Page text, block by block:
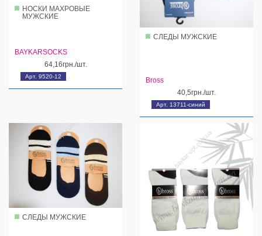
Арт. 9520-12
НОСКИ МАХРОВЫЕ
МУЖСКИЕ
BAYKARSOCKS
64,16грн./шт.
Арт. 13711-синий
СЛЕДЫ МУЖСКИЕ
Bross
40,5грн./шт.
СЛЕДЫ МУЖСКИЕ